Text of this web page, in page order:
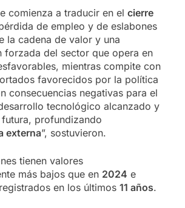
comienza a traducir en el cierre
de empleo y de eslabones
la cadena de valor y una
forzada del sector que opera en
mientras compite con
favorecidos por la política
consecuencias negativas para el
tecnológico alcanzado y
profundizando
externa”, sostuvieron.
tienen valores
más bajos que en 2024 e
en los últimos 11 años.